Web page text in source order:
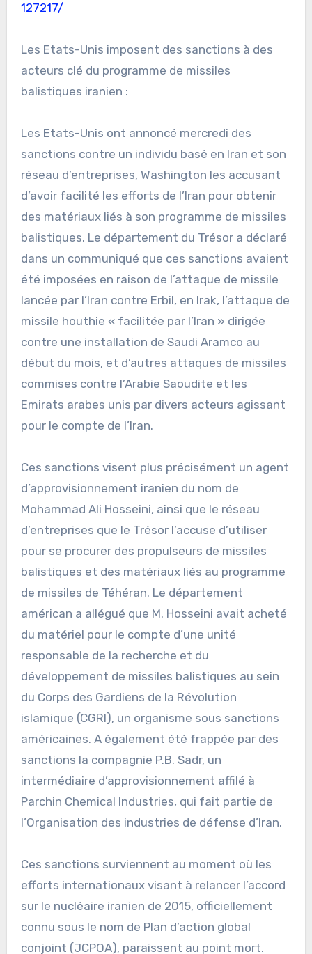
127217/
Les Etats-Unis imposent des sanctions à des
acteurs clé du programme de missiles
balistiques iranien :
Les Etats-Unis ont annoncé mercredi des
sanctions contre un individu basé en Iran et son
réseau d’entreprises, Washington les accusant
d’avoir facilité les efforts de l’Iran pour obtenir
des matériaux liés à son programme de missiles
balistiques. Le département du Trésor a déclaré
dans un communiqué que ces sanctions avaient
été imposées en raison de l’attaque de missile
lancée par l’Iran contre Erbil, en Irak, l’attaque de
missile houthie « facilitée par l’Iran » dirigée
contre une installation de Saudi Aramco au
début du mois, et d’autres attaques de missiles
commises contre l’Arabie Saoudite et les
Emirats arabes unis par divers acteurs agissant
pour le compte de l’Iran.
Ces sanctions visent plus précisément un agent
d’approvisionnement iranien du nom de
Mohammad Ali Hosseini, ainsi que le réseau
d’entreprises que le Trésor l’accuse d’utiliser
pour se procurer des propulseurs de missiles
balistiques et des matériaux liés au programme
de missiles de Téhéran. Le département
américan a allégué que M. Hosseini avait acheté
du matériel pour le compte d’une unité
responsable de la recherche et du
développement de missiles balistiques au sein
du Corps des Gardiens de la Révolution
islamique (CGRI), un organisme sous sanctions
américaines. A également été frappée par des
sanctions la compagnie P.B. Sadr, un
intermédiaire d’approvisionnement affilé à
Parchin Chemical Industries, qui fait partie de
l’Organisation des industries de défense d’Iran.
Ces sanctions surviennent au moment où les
efforts internationaux visant à relancer l’accord
sur le nucléaire iranien de 2015, officiellement
connu sous le nom de Plan d’action global
conjoint (JCPOA), paraissent au point mort.